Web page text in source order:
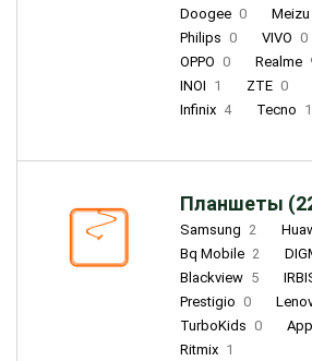
Doogee 0 Meizu
Philips 0 VIVO 0
OPPO 0 Realme
INOI 1 ZTE 0
Infinix 4 Tecno
Планшеты
Samsung 2
Bq Mobile 2
Blackview 5
Prestigio 0
TurboKids 0
Ritmix 1